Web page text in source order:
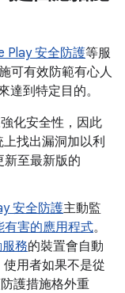
Play 安全防護等服
可有效防範有心人
達到特定目的。
化安全性，因此
找出漏洞加以利
新至最新版的
安全防護主動監
有害的應用程式。
務的裝置會自動
用者如果不是從
護措施格外重